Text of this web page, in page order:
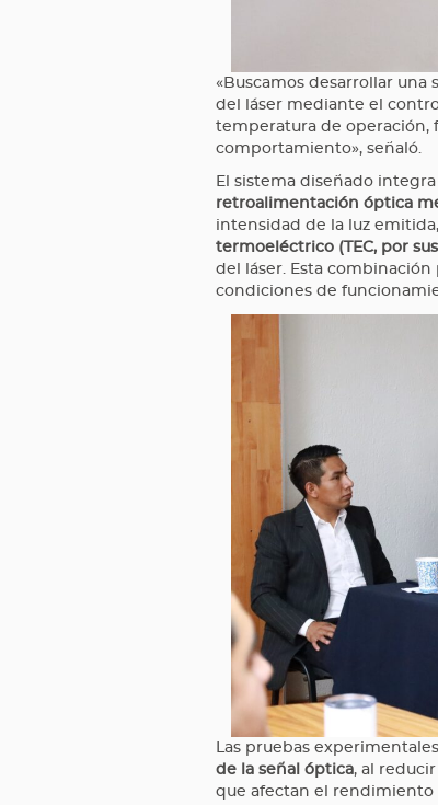
«Buscamos desarrollar
del láser mediante el
temperatura de operación,
comportamiento», señaló.
El sistema diseñado
retroalimentación óptica
intensidad de la luz
termoeléctrico (TEC, por
del láser. Esta
condiciones de
Las pruebas
de la señal óptica, al
que afectan el rendimiento